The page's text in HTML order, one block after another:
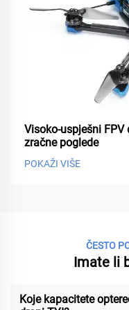
Visoko-uspješni FPV
zračne poglede
POKAŽI VIŠE
ČESTO
Imate li
Koje kapacitete